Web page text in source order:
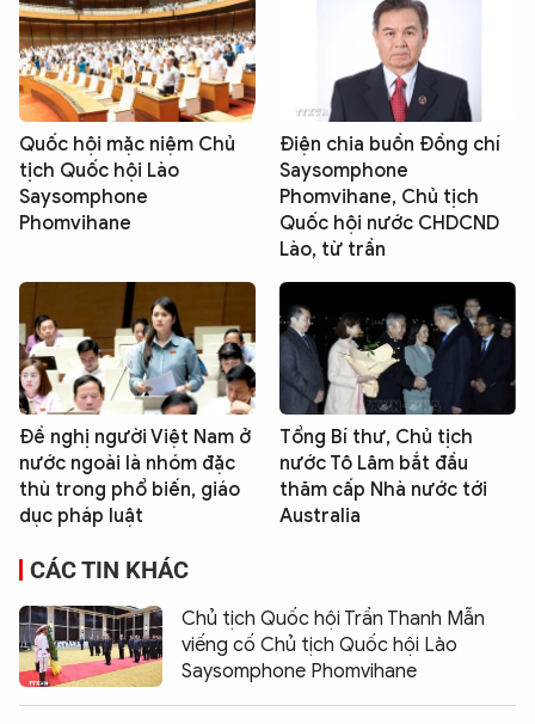
Quốc hội mặc niệm Chủ
tịch Quốc hội Lào
Saysomphone
Phomvihane
Điện chia buồn Đồng chí
Saysomphone
Phomvihane, Chủ tịch
Quốc hội nước CHDCND
Lào, từ trần
Đề nghị người Việt Nam ở
nước ngoài là nhóm đặc
thù trong phổ biến, giáo
dục pháp luật
Tổng Bí thư, Chủ tịch
nước Tô Lâm bắt đầu
thăm cấp Nhà nước tới
Australia
CÁC TIN KHÁC
Chủ tịch Quốc hội Trần Thanh Mẫn
viếng cố Chủ tịch Quốc hội Lào
Saysomphone Phomvihane